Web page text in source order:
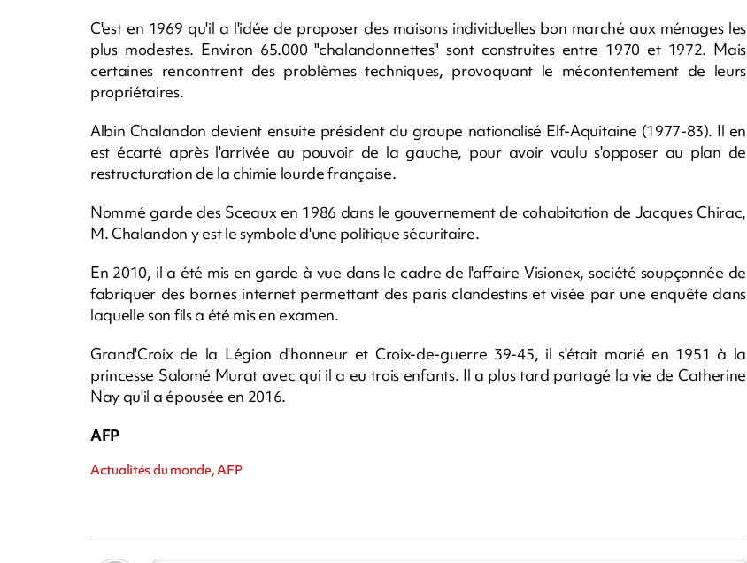
C'est en 1969 qu'il a l'idée de proposer des maisons individuelles bon marché aux ménages les
plus modestes. Environ 65.000 "chalandonnettes" sont construites entre 1970 et 1972. Mais
certaines rencontrent des problèmes techniques, provoquant le mécontentement de leurs
propriétaires.
Albin Chalandon devient ensuite président du groupe nationalisé Elf-Aquitaine (1977-83). Il en
est écarté après l'arrivée au pouvoir de la gauche, pour avoir voulu s'opposer au plan de
restructuration de la chimie lourde française.
Nommé garde des Sceaux en 1986 dans le gouvernement de cohabitation de Jacques Chirac,
M. Chalandon y est le symbole d'une politique sécuritaire.
En 2010, il a été mis en garde à vue dans le cadre de l'affaire Visionex, société soupçonnée de
fabriquer des bornes internet permettant des paris clandestins et visée par une enquête dans
laquelle son fils a été mis en examen.
Grand'Croix de la Légion d'honneur et Croix-de-guerre 39-45, il s'était marié en 1951 à la
princesse Salomé Murat avec qui il a eu trois enfants. Il a plus tard partagé la vie de Catherine
Nay qu'il a épousée en 2016.
AFP
Actualités du monde, AFP